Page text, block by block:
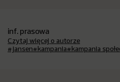
inf. prasowa
Czytaj więcej o autorze
#jansen#kampania#kampania